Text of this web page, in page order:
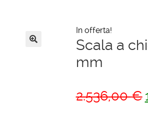
In offerta!
Scala a
mm
2.536,00€